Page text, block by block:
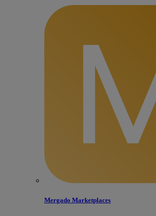
Mergado Marketplaces